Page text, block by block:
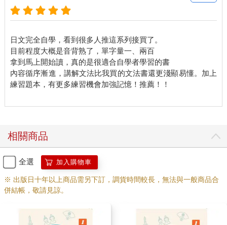
日文完全自學，看到很多人推這系列接買了。
目前程度大概是音背熟了，單字量一、兩百
拿到馬上開始讀，真的是很適合自學者學習的書
內容循序漸進，講解文法比我買的文法書還更淺顯易懂。加上
練習題本，有更多練習機會加強記憶！推薦！！
相關商品
全選 加入購物車
※ 出版日十年以上商品需另下訂，調貨時間較長，無法與一般商品合
併結帳，敬請見諒。